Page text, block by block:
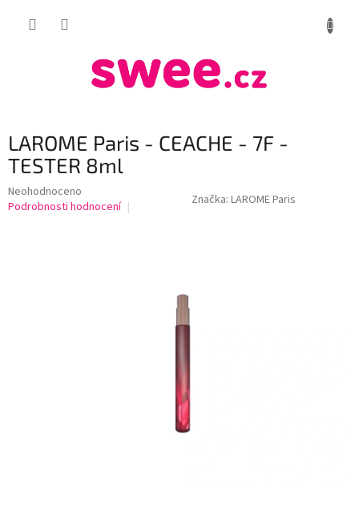
LAROME Paris - CEACHE - 7F -
TESTER 8ml
Průměrné
hodnocení
Neohodnoceno
Podrobnosti hodnocení
Značka: LAROME Paris